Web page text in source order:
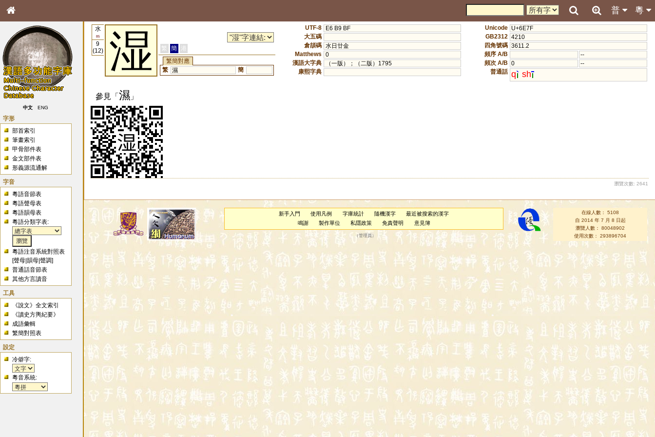
粵
普
中文 ENG
字形
部首索引
筆畫索引
甲骨部件表
金文部件表
形義源流通解
字音
粵語音節表
粵語聲母表
粵語韻母表
粵語分類字表:
粵語注音系統對照表
[聲母 |韻母 |聲調]
普通話音節表
其他方言讀音
工具
《說文》全文索引
《讀史方輿紀要》
成語彙輯
繁簡對照表
設定
冷僻字:
粵音系統:
水
85
9
(12)
湿 繁 簡
港
繁簡對應
繁 濕 簡
UTF-8
E6 B9 BF
大五碼
倉頡碼 水日廿金
Matthews
0
漢語大字典
（一版）；（二版）1795
康熙字典
Unicode U+6E7F
GB2312 4210
四角號碼 3611.2
頻序 A/B
--
頻次 A/B 0
--
普通話 q sh
參見「濕」
瀏覽次數: 2641
新手入門 使用凡例 字庫統計 隨機漢字
最近被搜索的漢字
鳴謝
製作單位 私隱政策 免責聲明 意見簿
（管理員）
在線人數： 5108
自 2014 年 7 月 8 日起
瀏覽人數： 80048902
使用次數： 293896704